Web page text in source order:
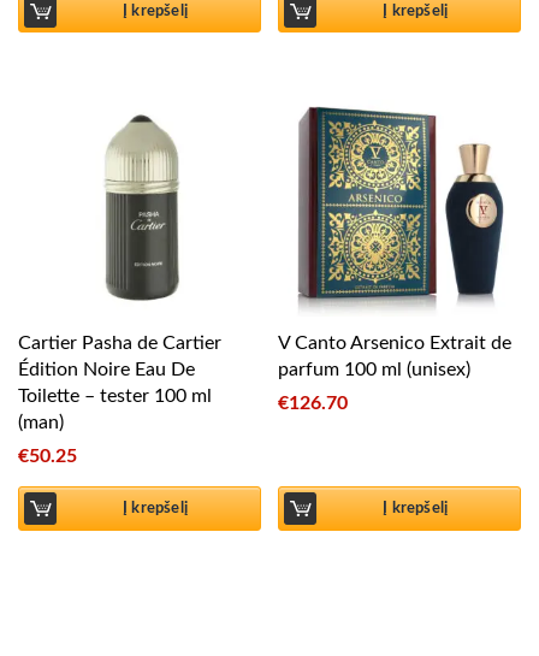
Į krepšelį Į krepšelį
Cartier Pasha de Cartier
Édition Noire Eau De
Toilette – tester 100 ml
(man)
€50.25
Į krepšelį
V Canto Arsenico Extrait de
parfum 100 ml (unisex)
€126.70
Į krepšelį